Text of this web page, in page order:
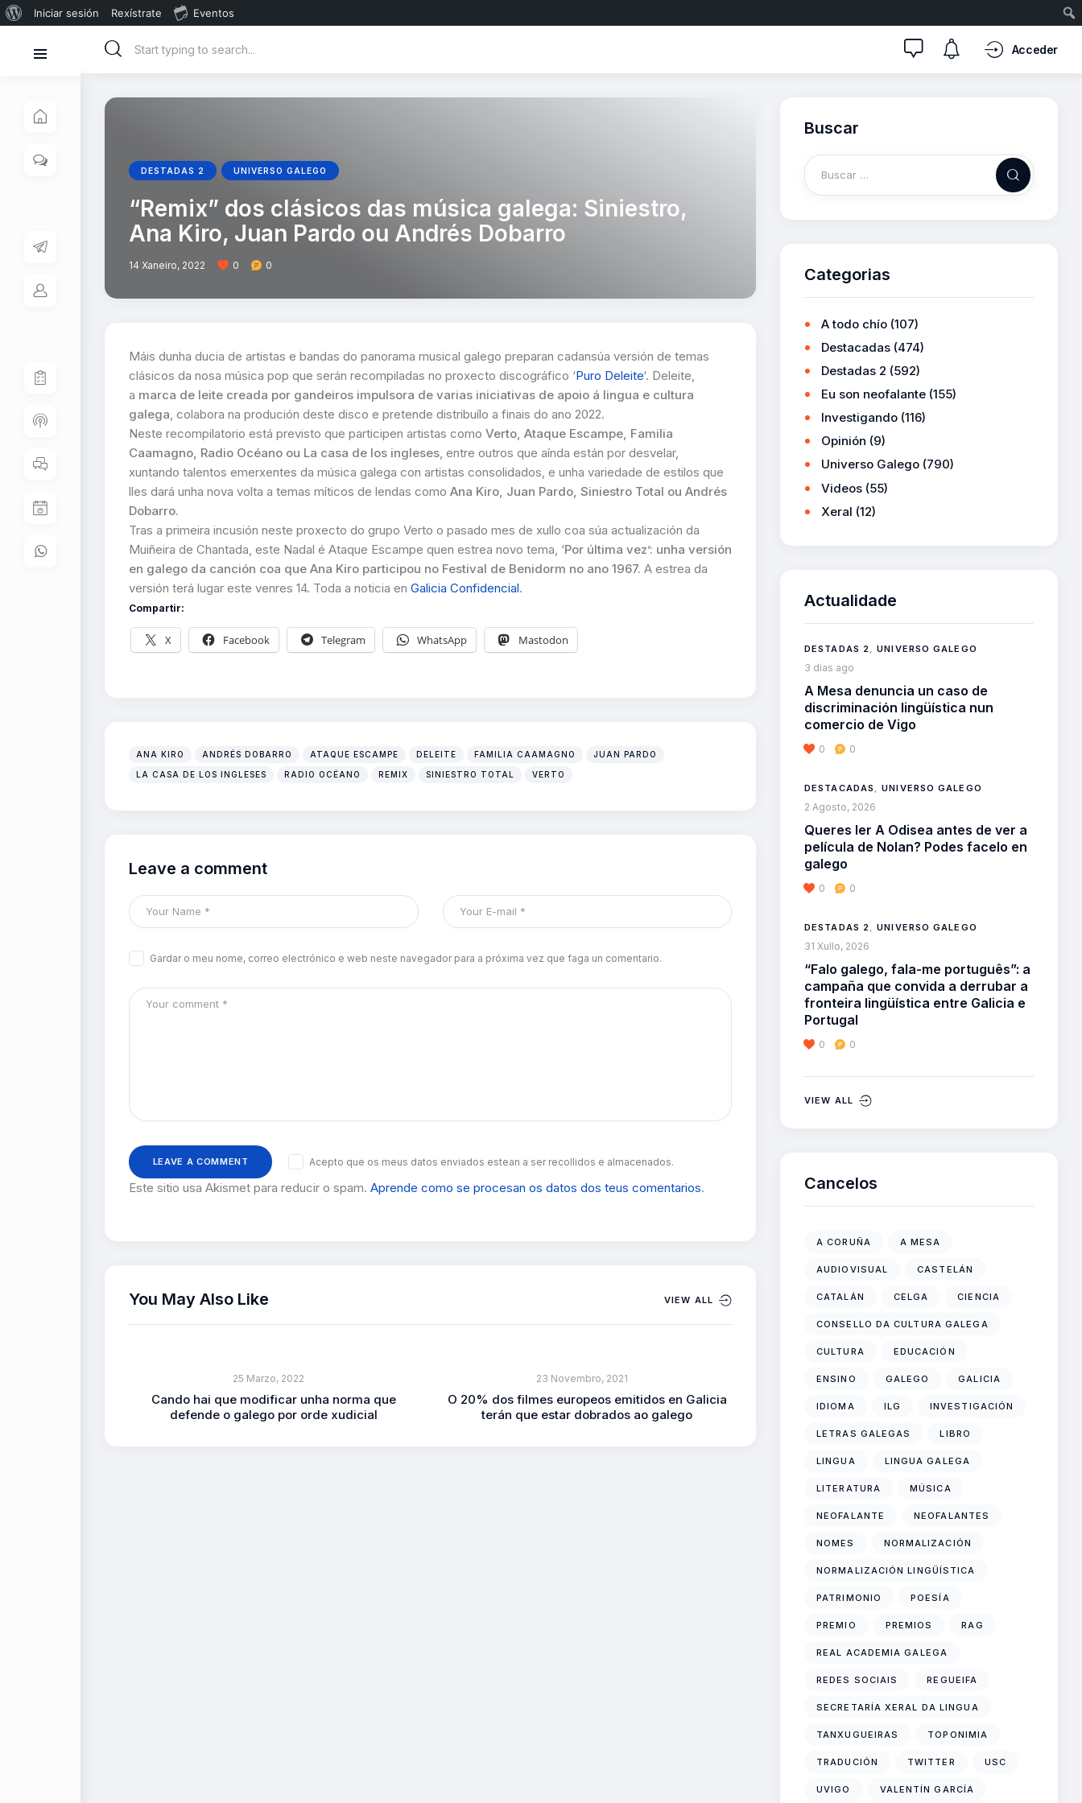
Iniciar sesión Rexístrate Eventos
Acceder
DESTADAS 2 UNIVERSO GALEGO
“Remix” dos clásicos das música galega: Siniestro,
Ana Kiro, Juan Pardo ou Andrés Dobarro
14 Xaneiro, 2022 0 0
Máis dunha ducia de artistas e bandas do panorama musical galego preparan cadansúa versión de temas
clásicos da nosa música pop que serán recompiladas no proxecto discográfico ‘Puro Deleite‘. Deleite,
a marca de leite creada por gandeiros impulsora de varias iniciativas de apoio á lingua e cultura
galega, colabora na produción deste disco e pretende distribuílo a finais do ano 2022.
Neste recompilatorio está previsto que participen artistas como Verto, Ataque Escampe, Familia
Caamagno, Radio Océano ou La casa de los ingleses, entre outros que aínda están por desvelar,
xuntando talentos emerxentes da música galega con artistas consolidados, e unha variedade de estilos que
lles dará unha nova volta a temas míticos de lendas como Ana Kiro, Juan Pardo, Siniestro Total ou Andrés
Dobarro.
Tras a primeira incusión neste proxecto do grupo Verto o pasado mes de xullo coa súa actualización da
Muiñeira de Chantada, este Nadal é Ataque Escampe quen estrea novo tema, ‘Por última vez’: unha versión
en galego da canción coa que Ana Kiro participou no Festival de Benidorm no ano 1967. A estrea da
versión terá lugar este venres 14. Toda a noticia en Galicia Confidencial.
Compartir:
X Facebook Telegram WhatsApp Mastodon
ANA KIRO ANDRÉS DOBARRO ATAQUE ESCAMPE DELEITE FAMILIA CAAMAGNO JUAN PARDO
LA CASA DE LOS INGLESES RADIO OCÉANO REMIX SINIESTRO TOTAL VERTO
Leave a comment
Gardar o meu nome, correo electrónico e web neste navegador para a próxima vez que faga un comentario.
Acepto que os meus datos enviados estean a ser recollidos e almacenados.
Este sitio usa Akismet para reducir o spam. Aprende como se procesan os datos dos teus comentarios.
You May Also Like VIEW ALL
25 Marzo, 2022
Cando hai que modificar unha norma que
defende o galego por orde xudicial
23 Novembro, 2021
O 20% dos filmes europeos emitidos en Galicia
terán que estar dobrados ao galego
Buscar
Categorias
A todo chío (107)
Destacadas (474)
Destadas 2 (592)
Eu son neofalante (155)
Investigando (116)
Opinión (9)
Universo Galego (790)
Videos (55)
Xeral (12)
Actualidade
DESTADAS 2 ,UNIVERSO GALEGO
3 días ago
A Mesa denuncia un caso de
discriminación lingüística nun
comercio de Vigo
0 0
DESTACADAS ,UNIVERSO GALEGO
2 Agosto, 2026
Queres ler A Odisea antes de ver a
película de Nolan? Podes facelo en
galego
0 0
DESTADAS 2 ,UNIVERSO GALEGO
31 Xullo, 2026
“Falo galego, fala-me português”: a
campaña que convida a derrubar a
fronteira lingüística entre Galicia e
Portugal
0 0
VIEW ALL
Cancelos
A CORUÑA A MESA
AUDIOVISUAL CASTELÁN
CATALÁN CELGA CIENCIA
CONSELLO DA CULTURA GALEGA
CULTURA EDUCACIÓN
ENSINO GALEGO GALICIA
IDIOMA ILG INVESTIGACIÓN
LETRAS GALEGAS LIBRO
LINGUA LINGUA GALEGA
LITERATURA MÚSICA
NEOFALANTE NEOFALANTES
NOMES NORMALIZACIÓN
NORMALIZACIÓN LINGÜÍSTICA
PATRIMONIO POESÍA
PREMIO PREMIOS RAG
REAL ACADEMIA GALEGA
REDES SOCIAIS REGUEIFA
SECRETARÍA XERAL DA LINGUA
TANXUGUEIRAS TOPONIMIA
TRADUCIÓN TWITTER USC
UVIGO VALENTÍN GARCÍA